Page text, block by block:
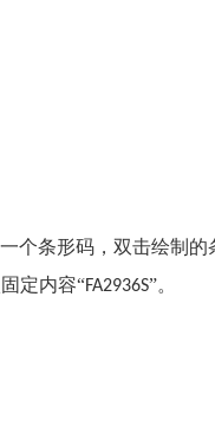
个条形码，双击绘制的
定内容“FA2936S”。